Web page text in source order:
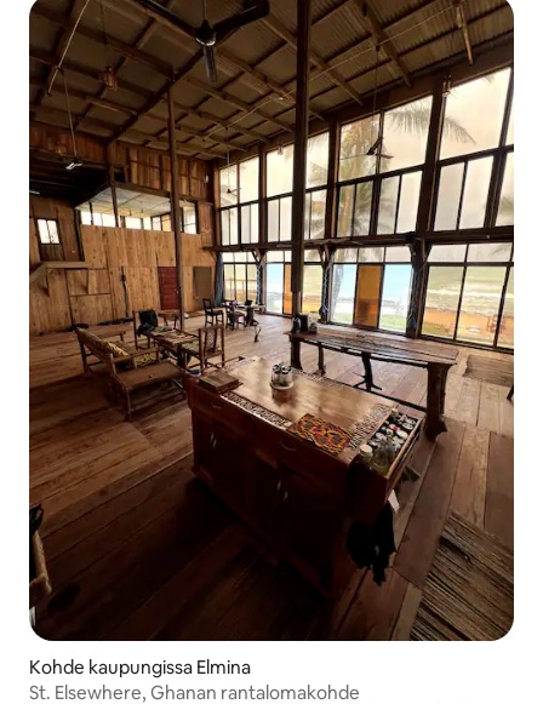
Kohde kaupungissa Elmina
St. Elsewhere, Ghanan rantalomakohde